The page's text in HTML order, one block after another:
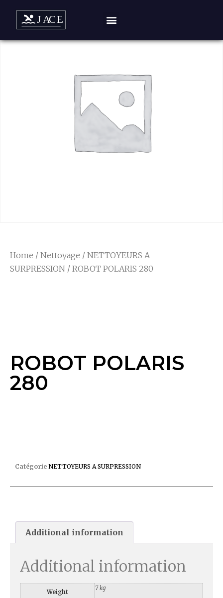
Home / Nettoyage / NETTOYEURS A
SURPRESSION / ROBOT POLARIS 280
ROBOT POLARIS
280
Catégorie NETTOYEURS A SURPRESSION
Additional information
Additional information
Weight
7 kg